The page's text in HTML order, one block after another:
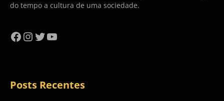
do tempo a cultura de uma sociedade.
Facebook
Instagram
Twitter
YouTube
Posts Recentes